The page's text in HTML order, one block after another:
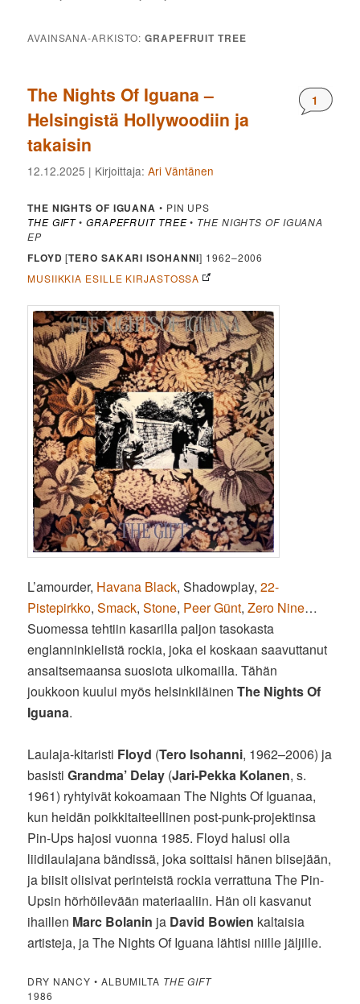
AVAINSANA-ARKISTO:GRAPEFRUIT TREE
The Nights Of Iguana –
Helsingistä Hollywoodiin ja
takaisin
1
12.12.2025 | Kirjoittaja:Ari Väntänen
THE NIGHTS OF IGUANA • PIN UPS
THE GIFT• GRAPEFRUIT TREE• THE NIGHTS OF IGUANA
EP
FLOYD [TERO SAKARI ISOHANNI] 1962–2006
MUSIIKKIA ESILLE KIRJASTOSSA
L’amourder, Havana Black, Shadowplay,22-
Pistepirkko,Smack,Stone, Peer Günt,Zero Nine…
Suomessa tehtiin kasarilla paljon tasokasta
englanninkielistä rockia, joka ei koskaan saavuttanut
ansaitsemaansa suosiota ulkomailla. Tähän
joukkoon kuului myös helsinkiläinenThe Nights Of
Iguana.
Laulaja-kitaristi Floyd (Tero Isohanni, 1962–2006) ja
basistiGrandma’ Delay (Jari-Pekka Kolanen, s.
1961) ryhtyivät kokoamaan The Nights Of Iguanaa,
kun heidän poikkitaiteellinen post-punk-projektinsa
Pin-Ups hajosi vuonna 1985. Floyd halusi olla
liidilaulajana bändissä, joka soittaisi hänen biisejään,
ja biisit olisivat perinteistä rockia verrattuna The Pin-
Upsin hörhöilevään materiaaliin. Hän oli kasvanut
ihaillen Marc Bolanin ja David Bowien kaltaisia
artisteja, ja The Nights Of Iguana lähtisi niille jäljille.
DRY NANCY • ALBUMILTA THE GIFT
1986